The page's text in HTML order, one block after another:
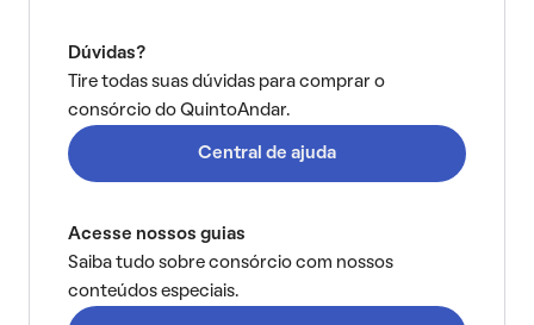
Dúvidas?
Tire todas suas dúvidas para comprar o
consórcio do QuintoAndar.
Central de ajuda
Acesse nossos guias
Saiba tudo sobre consórcio com nossos
conteúdos especiais.